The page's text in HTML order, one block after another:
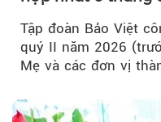
Tập đoàn Bảo Việt
quý II năm 2026
Mẹ và các đơn vị